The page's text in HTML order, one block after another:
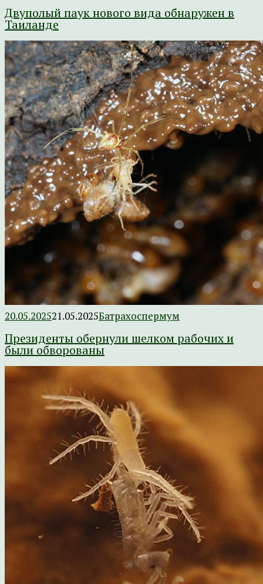
Двуполый паук нового вида обнаружен в
Таиланде
20.05.202521.05.2025Батрахоспермум
Президенты обернули шелком рабочих и
были обворованы